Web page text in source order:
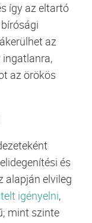
így az eltartó
az
ingatlanra,
az örökös
és
alapján elvileg
igényelni,
mint szinte